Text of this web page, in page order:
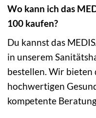
Wo kann ich das
100 kaufen?
Du kannst das
in unserem
bestellen. Wir bieten
hochwertigen
kompetente